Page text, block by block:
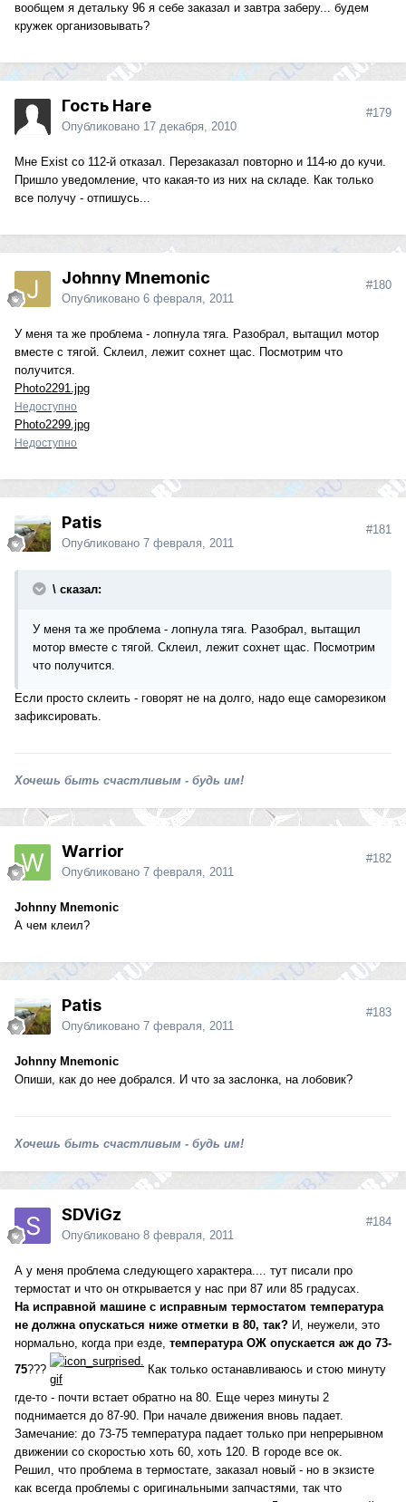
вообщем я детальку 96 я себе заказал и завтра заберу... будем
кружек организовывать?
Гость Hare
Опубликовано 17 декабря, 2010
#179
Мне Exist со 112-й отказал. Перезаказал повторно и 114-ю до кучи.
Пришло уведомление, что какая-то из них на складе. Как только
все получу - отпишусь...
Johnny Mnemonic
Опубликовано 6 февраля, 2011
#180
У меня та же проблема - лопнула тяга. Разобрал, вытащил мотор
вместе с тягой. Склеил, лежит сохнет щас. Посмотрим что
получится.
Photo2291.jpg
Недоступно
Photo2299.jpg
Недоступно
Patis
Опубликовано 7 февраля, 2011
#181
\ сказал:
У меня та же проблема - лопнула тяга. Разобрал, вытащил
мотор вместе с тягой. Склеил, лежит сохнет щас. Посмотрим
что получится.
Если просто склеить - говорят не на долго, надо еще саморезиком
зафиксировать.
Хочешь быть счастливым - будь им!
Warrior
Опубликовано 7 февраля, 2011
#182
Johnny Mnemonic
А чем клеил?
Patis
Опубликовано 7 февраля, 2011
#183
Johnny Mnemonic
Опиши, как до нее добрался. И что за заслонка, на лобовик?
Хочешь быть счастливым - будь им!
SDViGz
Опубликовано 8 февраля, 2011
#184
А у меня проблема следующего характера.... тут писали про
термостат и что он открывается у нас при 87 или 85 градусах.
На исправной машине с исправным термостатом температура
не должна опускаться ниже отметки в 80, так? И, неужели, это
нормально, когда при езде, температура ОЖ опускается аж до 73-
75??? Как только останавливаюсь и стою минуту
где-то - почти встает обратно на 80. Еще через минуты 2
поднимается до 87-90. При начале движения вновь падает.
Замечание: до 73-75 температура падает только при непрерывном
движении со скоростью хоть 60, хоть 120. В городе все ок.
Решил, что проблема в термостате, заказал новый - но в экзисте
как всегда проблемы с оригинальными запчастями, так что